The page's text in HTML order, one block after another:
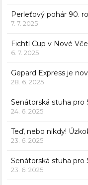
Perleťový pohár 90.
7. 7. 2025
Fichtl Cup v Nové
6. 7. 2025
Gepard Express je
28. 6. 2025
Senátorská stuha
24. 6. 2025
Teď, nebo nikdy!
23. 6. 2025
Senátorská stuha pro
23. 6. 2025